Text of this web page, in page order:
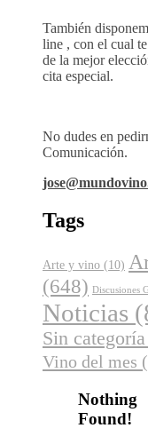
También
line , con el cual
de la mejor
cita especial.
No dudes en
Comunicación.
Tags
Arte y vino (10)
(648) Discusiones
Noticias
Sin categoría
Vino del mes
Nothing
Found!